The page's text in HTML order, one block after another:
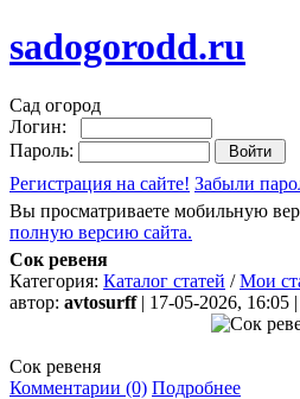
sadogorodd.ru
Сад огород
Логин:
Пароль:
Регистрация на сайте! Забыли
Вы просматриваете мобильную
полную версию сайта.
Сок ревеня
Категория: Каталог статей /Мои
автор: avtosurff| 17-05-2026, 16:05
Сок ревеня
Комментарии (0) Подробнее